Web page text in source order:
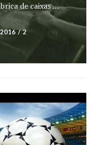
de caixas …
e a história da fábrica
2016
2